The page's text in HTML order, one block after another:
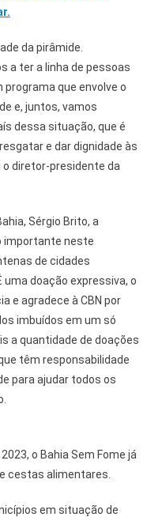
da pirâmide.
a ter a linha de pessoas
programa que envolve o
e, juntos, vamos
dessa situação, que é
e dar dignidade às
o diretor-presidente da
Sérgio Brito, a
importante neste
de cidades
uma doação expressiva, o
e agradece à CBN por
imbuídos em um só
a quantidade de doações
têm responsabilidade
para ajudar todos os
o Bahia Sem Fome já
cestas alimentares.
em situação de